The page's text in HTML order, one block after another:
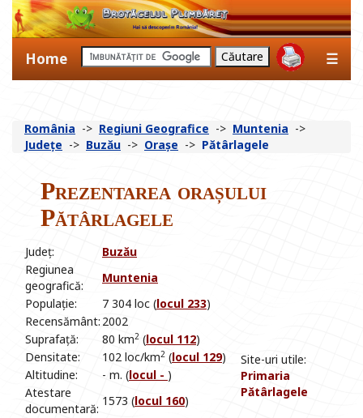
Home ☰
România -> Regiuni Geografice -> Muntenia ->
Județe -> Buzău -> Orașe -> Pătârlagele
Prezentarea orașului
Pătârlagele
Județ: Buzău
Site-uri utile:
Primaria
Pătârlagele
Regiunea
geografică:
Muntenia
Populație:
7 304 loc (locul 233)
Recensământ: 2002
Suprafață:
80 km2 (locul 112)
Densitate:
102 loc/km2 (locul 129)
Altitudine:
- m. (locul - )
Atestare
documentară:
1573 (locul 160)